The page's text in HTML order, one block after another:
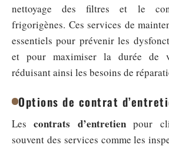
nettoyage des filtres et le
frigorigènes. Ces services de
essentiels pour prévenir les
et pour maximiser la durée de
réduisant ainsi les besoins de
Options de contrat
Lescontrats d’entretienpour
souvent des services comme les